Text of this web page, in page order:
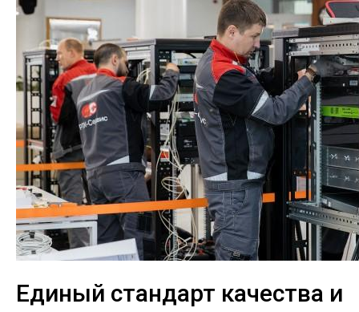
Единый стандарт качества и